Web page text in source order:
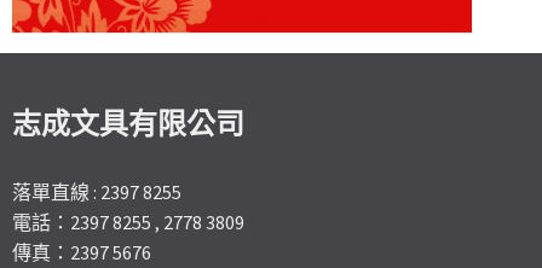
志成文具有限公司
落單直線 : 2397 8255
電話：2397 8255 , 2778 3809
傳真：2397 5676